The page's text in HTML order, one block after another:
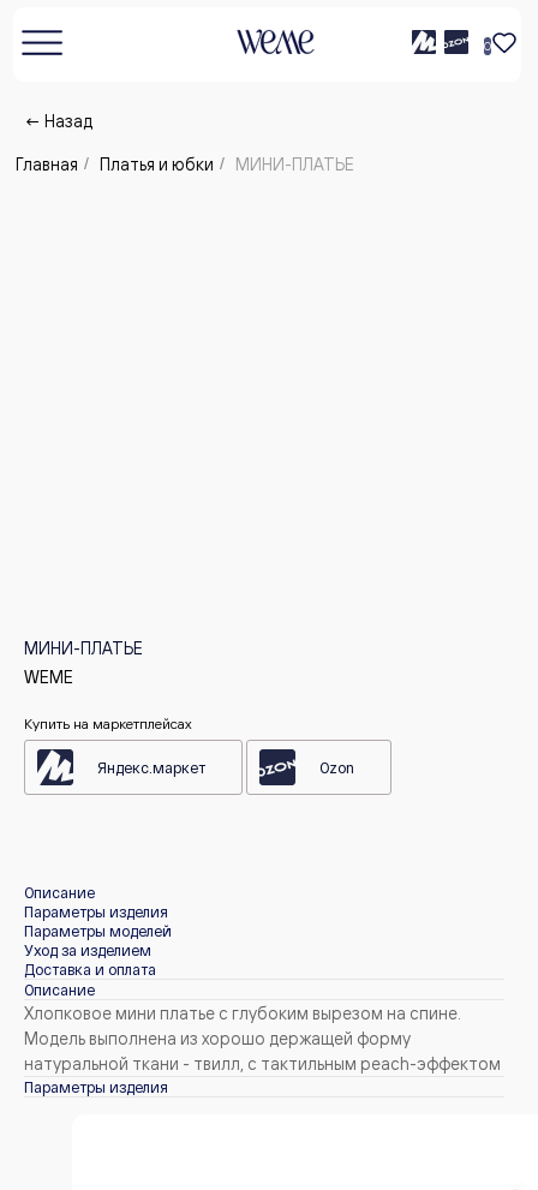
0
← Назад
Главная / Платья и юбки / МИНИ-ПЛАТЬЕ
МИНИ-ПЛАТЬЕ
WEME
Купить на маркетплейсах
Яндекс.маркет Ozon
Описание
Параметры изделия
Параметры моделей
Уход за изделием
Доставка и оплата
Описание
Хлопковое мини платье с глубоким вырезом на спине.
Модель выполнена из хорошо держащей форму
натуральной ткани - твилл, с тактильным peach-эффектом
Параметры изделия